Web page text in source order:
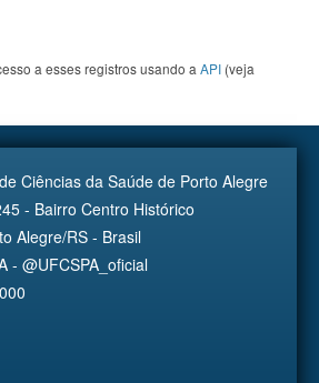
a esses registros usando a API (veja
Ciências da Saúde de Porto Alegre
- Bairro Centro Histórico
Alegre/RS - Brasil
- @UFCSPA_oficial